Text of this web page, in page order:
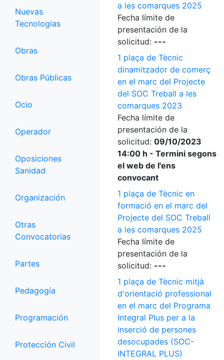
Nuevas
Tecnologias
Obras
Obras Públicas
Ocio
Operador
Oposiciones
Sanidad
Organización
Otras
Convocatorias
Partes
Pedagogía
Programación
Protección Civil
a les comarques 2025
Fecha límite de
presentación de la
solicitud: ---
1 plaça de Tècnic
dinamitzador de comerç
en el marc del Projecte
del SOC Treball a les
comarques 2023
Fecha límite de
presentación de la
solicitud: 09/10/2023
14:00 h - Termini segons
el web de l'ens
convocant
1 plaça de Tècnic en
formació en el marc del
Projecte del SOC Treball
a les comarques 2025
Fecha límite de
presentación de la
solicitud: ---
1 plaça de Tècnic mitjà
d'orientació professional
en el marc del Programa
Integral Plus per a la
inserció de persones
desocupades (SOC-
INTEGRAL PLUS)